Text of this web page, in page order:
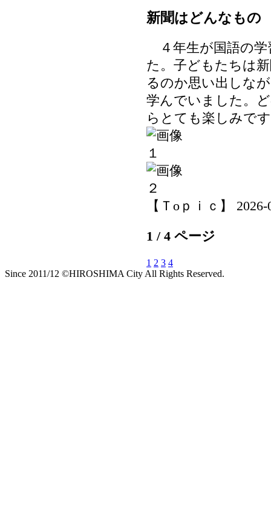
新聞はどんなもの
４年生が国語の学
た。子どもたちは
るのか思い出しな
学んでいました。
らとても楽しみで
【Ｔoｐｉｃ】
1 / 4 ページ
1 2 3 4
Since 2011/12 ©HIROSHIMA City All Rights Reserved.